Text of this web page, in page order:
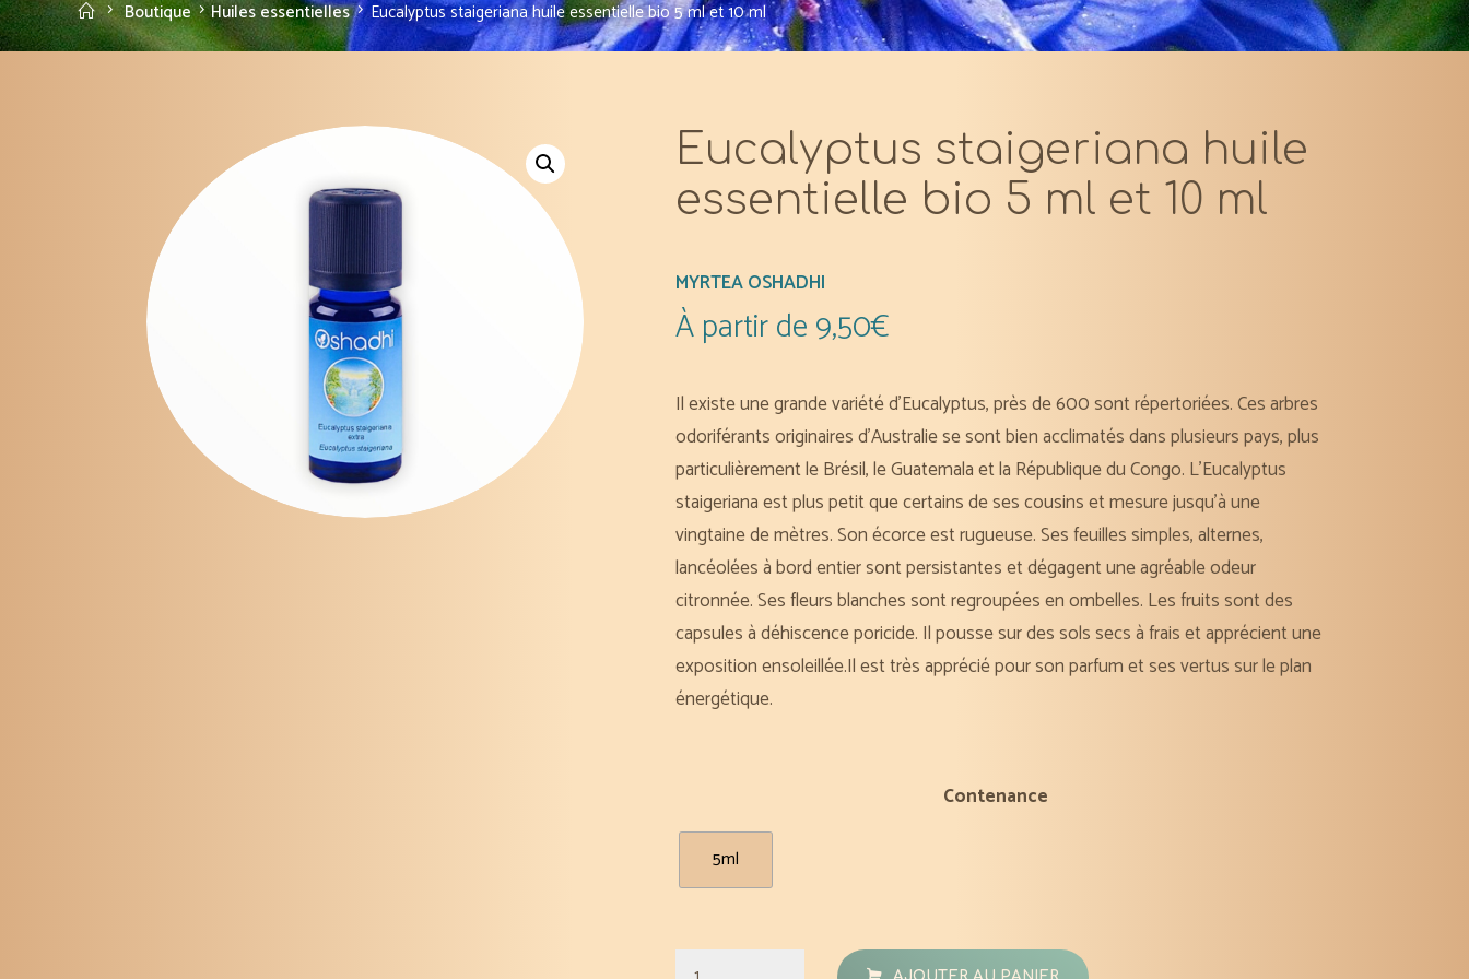
AccueilBoutique Huiles essentielles Eucalyptus staigeriana huile essentielle bio 5 ml et 10 ml
Eucalyptus staigeriana huile
essentielle bio 5 ml et 10 ml
MYRTEA OSHADHI
À partir de9,50€
Il existe une grande variété d’Eucalyptus, près de 600 sont répertoriées. Ces arbres
odoriférants originaires d’Australie se sont bien acclimatés dans plusieurs pays, plus
particulièrement le Brésil, le Guatemala et la République du Congo. L’Eucalyptus
staigeriana est plus petit que certains de ses cousins et mesure jusqu’à une
vingtaine de mètres. Son écorce est rugueuse. Ses feuilles simples, alternes,
lancéolées à bord entier sont persistantes et dégagent une agréable odeur
citronnée. Ses fleurs blanches sont regroupées en ombelles. Les fruits sont des
capsules à déhiscence poricide. Il pousse sur des sols secs à frais et apprécient une
exposition ensoleillée.Il est très apprécié pour son parfum et ses vertus sur le plan
énergétique.
Contenance
5ml
quantité